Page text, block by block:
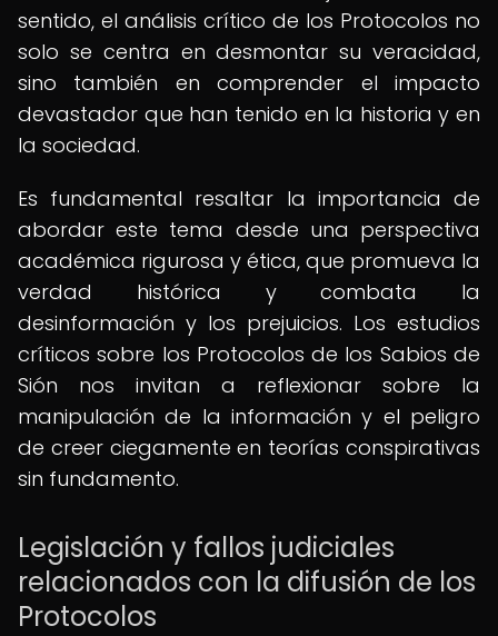
sentido, el análisis crítico de los Protocolos no
solo se centra en desmontar su veracidad,
sino también en comprender el impacto
devastador que han tenido en la historia y en
la sociedad.
Es fundamental resaltar la importancia de
abordar este tema desde una perspectiva
académica rigurosa y ética, que promueva la
verdad histórica y combata la
desinformación y los prejuicios. Los estudios
críticos sobre los Protocolos de los Sabios de
Sión nos invitan a reflexionar sobre la
manipulación de la información y el peligro
de creer ciegamente en teorías conspirativas
sin fundamento.
Legislación y fallos judiciales
relacionados con la difusión de los
Protocolos